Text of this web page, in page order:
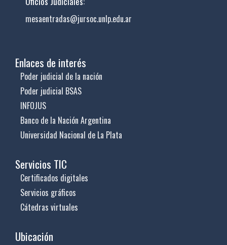
mesaentradas@jursoc.unlp.edu.ar
Enlaces de interés
Poder judicial de la nación
Poder judicial BSAS
INFOJUS
Banco de la Nación Argentina
Universidad Nacional de La Plata
Servicios TIC
Certificados digitales
Servicios gráficos
Cátedras virtuales
Ubicación